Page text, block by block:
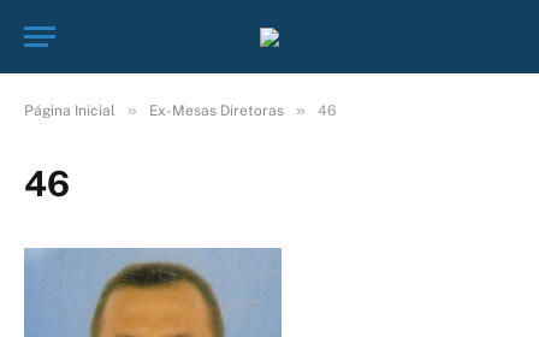
Página Inicial » Ex-Mesas Diretoras » 46
46